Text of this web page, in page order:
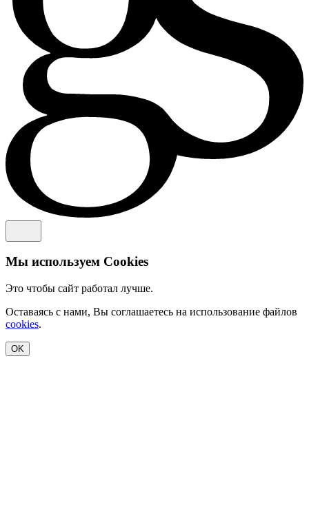
Мы используем Cookies
Это чтобы сайт работал лучше.
Оставаясь с нами, Вы соглашаетесь на использование файлов
cookies.
OK